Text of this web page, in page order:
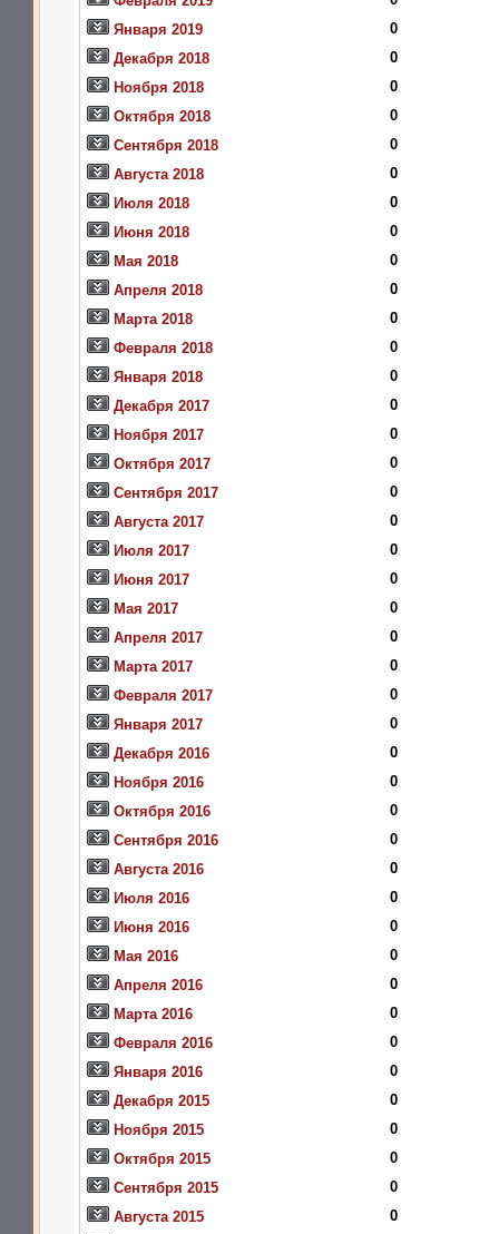
Января 2019
0
Декабря 2018
0
Ноября 2018
0
Октября 2018
0
Сентября 2018
0
Августа 2018
0
Июля 2018
0
Июня 2018
0
Мая 2018
0
Апреля 2018
0
Марта 2018
0
Февраля 2018
0
Января 2018
0
Декабря 2017
0
Ноября 2017
0
Октября 2017
0
Сентября 2017
0
Августа 2017
0
Июля 2017
0
Июня 2017
0
Мая 2017
0
Апреля 2017
0
Марта 2017
0
Февраля 2017
0
Января 2017
0
Декабря 2016
0
Ноября 2016
0
Октября 2016
0
Сентября 2016
0
Августа 2016
0
Июля 2016
0
Июня 2016
0
Мая 2016
0
Апреля 2016
0
Марта 2016
0
Февраля 2016
0
Января 2016
0
Декабря 2015
0
Ноября 2015
0
Октября 2015
0
Сентября 2015
0
Августа 2015
0